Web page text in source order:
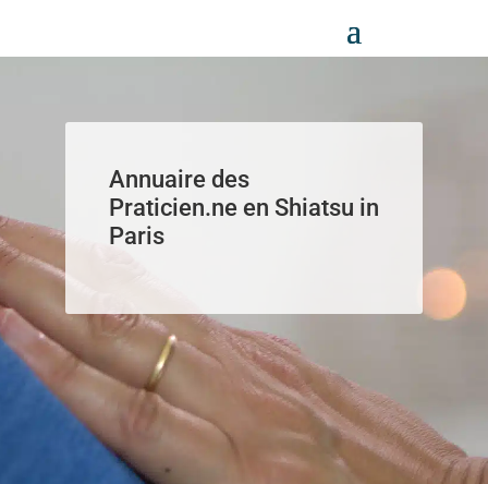
Annuaire des
Praticien.ne en Shiatsu in
Paris